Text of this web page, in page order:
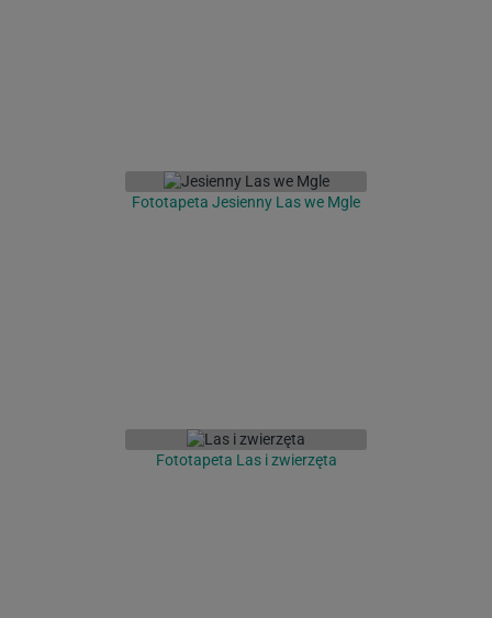
Fototapeta Jesienny Las we Mgle
Fototapeta Las i zwierzęta